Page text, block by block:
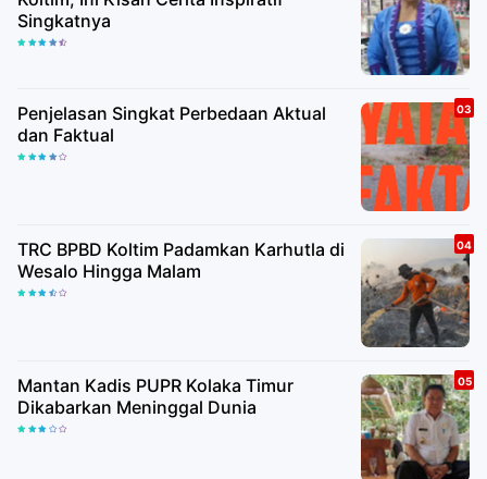
Singkatnya
Penjelasan Singkat Perbedaan Aktual
dan Faktual
TRC BPBD Koltim Padamkan Karhutla di
Wesalo Hingga Malam
Mantan Kadis PUPR Kolaka Timur
Dikabarkan Meninggal Dunia